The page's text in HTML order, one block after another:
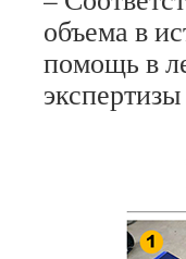
объема в
помощь в